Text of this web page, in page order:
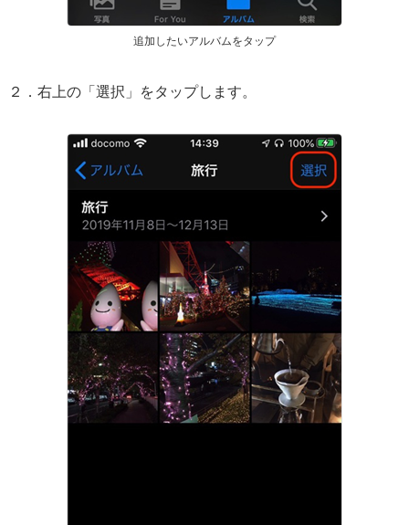
追加したいアルバムをタップ
２．右上の「選択」をタップします。